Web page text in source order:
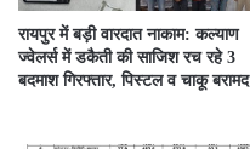
रायपुर में बड़ी वारदात नाकाम: कल्याण
ज्वेलर्स में डकैती की साजिश रच रहे 3
बदमाश गिरफ्तार, पिस्टल व चाकू बरामद